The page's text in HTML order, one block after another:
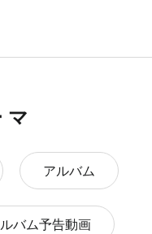
アルバム
バム予告動画